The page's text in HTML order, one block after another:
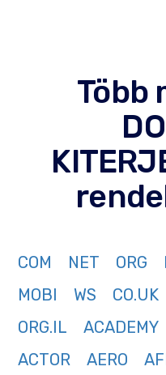
Több
COM NET ORG
MOBI
WS CO.UK
ORG.IL
ACADEMY
ACTOR
AERO